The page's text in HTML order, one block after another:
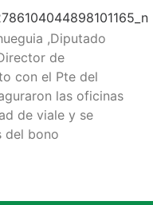
,Diputado
de
con el Pte del
las oficinas
de viale y se
del bono